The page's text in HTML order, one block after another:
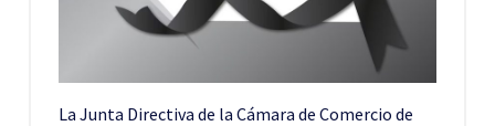
La Junta Directiva de la Cámara de Comercio de